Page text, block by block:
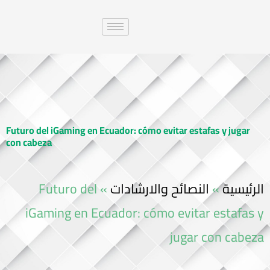
Futuro del iGaming en Ecuador: cómo evitar estafas y jugar
con cabeza
الرئيسية»النصائح والارشادات»
Futuro del
iGaming en Ecuador: cómo evitar estafas y
jugar con cabeza